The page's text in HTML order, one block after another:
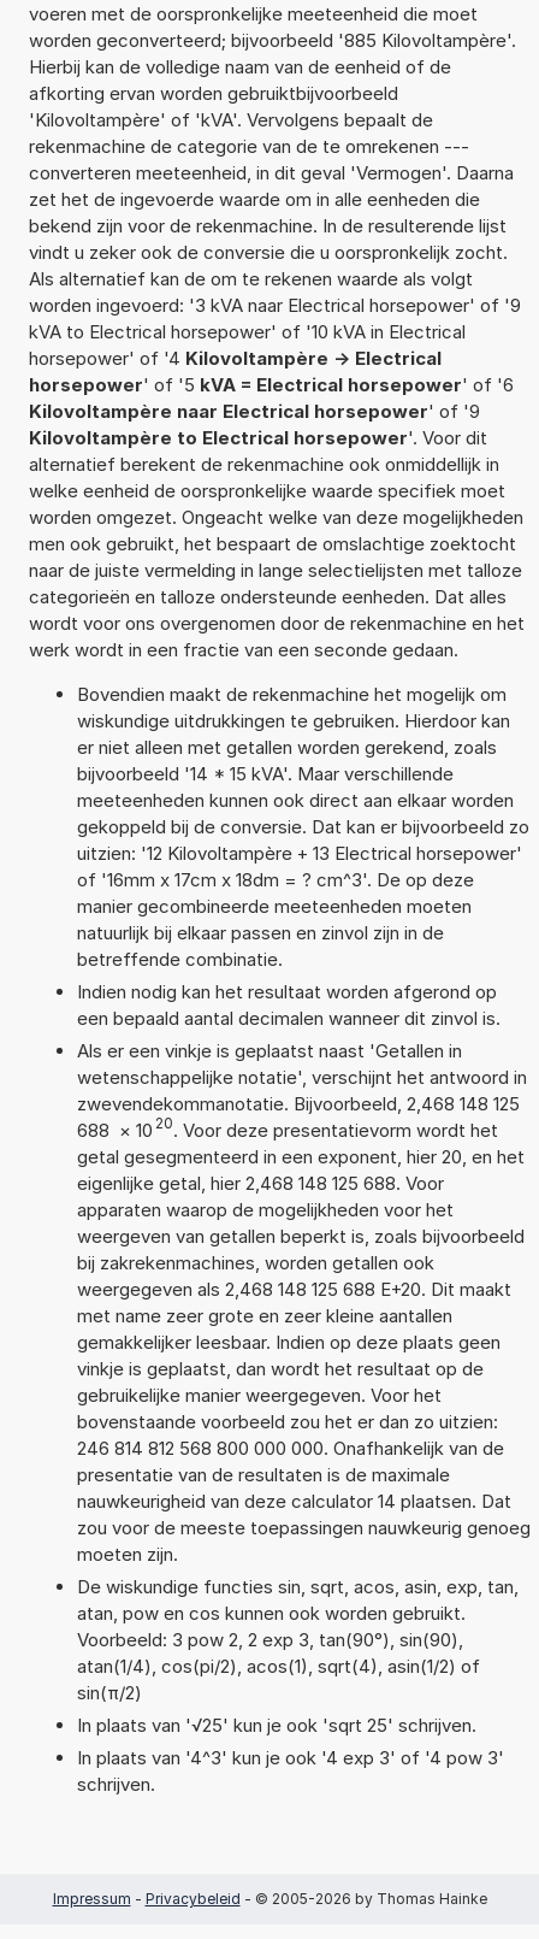
voeren met de oorspronkelijke meeteenheid die moet
worden geconverteerd; bijvoorbeeld '885 Kilovoltampère'.
Hierbij kan de volledige naam van de eenheid of de
afkorting ervan worden gebruiktbijvoorbeeld
'Kilovoltampère' of 'kVA'. Vervolgens bepaalt de
rekenmachine de categorie van de te omrekenen ---
converteren meeteenheid, in dit geval 'Vermogen'. Daarna
zet het de ingevoerde waarde om in alle eenheden die
bekend zijn voor de rekenmachine. In de resulterende lijst
vindt u zeker ook de conversie die u oorspronkelijk zocht.
Als alternatief kan de om te rekenen waarde als volgt
worden ingevoerd: '3 kVA naar Electrical horsepower' of '9
kVA to Electrical horsepower' of '10 kVA in Electrical
horsepower' of '4 Kilovoltampère -> Electrical
horsepower' of '5 kVA = Electrical horsepower' of '6
Kilovoltampère naar Electrical horsepower' of '9
Kilovoltampère to Electrical horsepower'. Voor dit
alternatief berekent de rekenmachine ook onmiddellijk in
welke eenheid de oorspronkelijke waarde specifiek moet
worden omgezet. Ongeacht welke van deze mogelijkheden
men ook gebruikt, het bespaart de omslachtige zoektocht
naar de juiste vermelding in lange selectielijsten met talloze
categorieën en talloze ondersteunde eenheden. Dat alles
wordt voor ons overgenomen door de rekenmachine en het
werk wordt in een fractie van een seconde gedaan.
Bovendien maakt de rekenmachine het mogelijk om
wiskundige uitdrukkingen te gebruiken. Hierdoor kan
er niet alleen met getallen worden gerekend, zoals
bijvoorbeeld '14 * 15 kVA'. Maar verschillende
meeteenheden kunnen ook direct aan elkaar worden
gekoppeld bij de conversie. Dat kan er bijvoorbeeld zo
uitzien: '12 Kilovoltampère + 13 Electrical horsepower'
of '16mm x 17cm x 18dm = ? cm^3'. De op deze
manier gecombineerde meeteenheden moeten
natuurlijk bij elkaar passen en zinvol zijn in de
betreffende combinatie.
Indien nodig kan het resultaat worden afgerond op
een bepaald aantal decimalen wanneer dit zinvol is.
Als er een vinkje is geplaatst naast 'Getallen in
wetenschappelijke notatie', verschijnt het antwoord in
zwevendekommanotatie. Bijvoorbeeld, 2,468 148 125
688 × 10 20. Voor deze presentatievorm wordt het
getal gesegmenteerd in een exponent, hier 20, en het
eigenlijke getal, hier 2,468 148 125 688. Voor
apparaten waarop de mogelijkheden voor het
weergeven van getallen beperkt is, zoals bijvoorbeeld
bij zakrekenmachines, worden getallen ook
weergegeven als 2,468 148 125 688 E+20. Dit maakt
met name zeer grote en zeer kleine aantallen
gemakkelijker leesbaar. Indien op deze plaats geen
vinkje is geplaatst, dan wordt het resultaat op de
gebruikelijke manier weergegeven. Voor het
bovenstaande voorbeeld zou het er dan zo uitzien:
246 814 812 568 800 000 000. Onafhankelijk van de
presentatie van de resultaten is de maximale
nauwkeurigheid van deze calculator 14 plaatsen. Dat
zou voor de meeste toepassingen nauwkeurig genoeg
moeten zijn.
De wiskundige functies sin, sqrt, acos, asin, exp, tan,
atan, pow en cos kunnen ook worden gebruikt.
Voorbeeld: 3 pow 2, 2 exp 3, tan(90°), sin(90),
atan(1/4), cos(pi/2), acos(1), sqrt(4), asin(1/2) of
sin(π/2)
In plaats van '√25' kun je ook 'sqrt 25' schrijven.
In plaats van '4^3' kun je ook '4 exp 3' of '4 pow 3'
schrijven.
Impressum - Privacybeleid - © 2005-2026 by Thomas Hainke